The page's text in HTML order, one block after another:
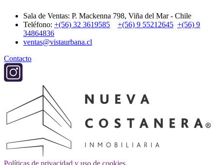
Sala de Ventas: P. Mackenna 798, Viña del Mar - Chile
Teléfono: +(56) 32 3619585 +(56) 9 55212645 +(56) 9
34864836
ventas@vistaurbana.cl
Contacto
Políticas de privacidad y uso de cookies.